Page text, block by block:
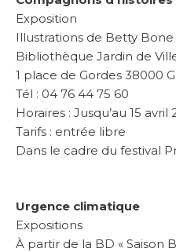
Exposition
Illustrations de Betty Bone
Bibliothèque Jardin de
1 place de Gordes 38000
Tél : 04 76 44 75 60
Horaires : Jusqu’au 15 avril
Tarifs : entrée libre
Dans le cadre du festival
Urgence climatique
Expositions
À partir de la BD « Saison